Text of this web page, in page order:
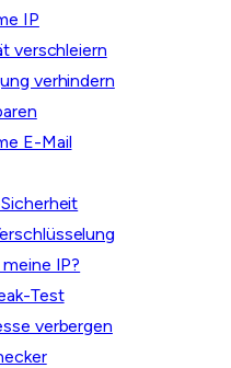
IP
verschleiern
verhindern
E-Mail
IP?
Test
verbergen